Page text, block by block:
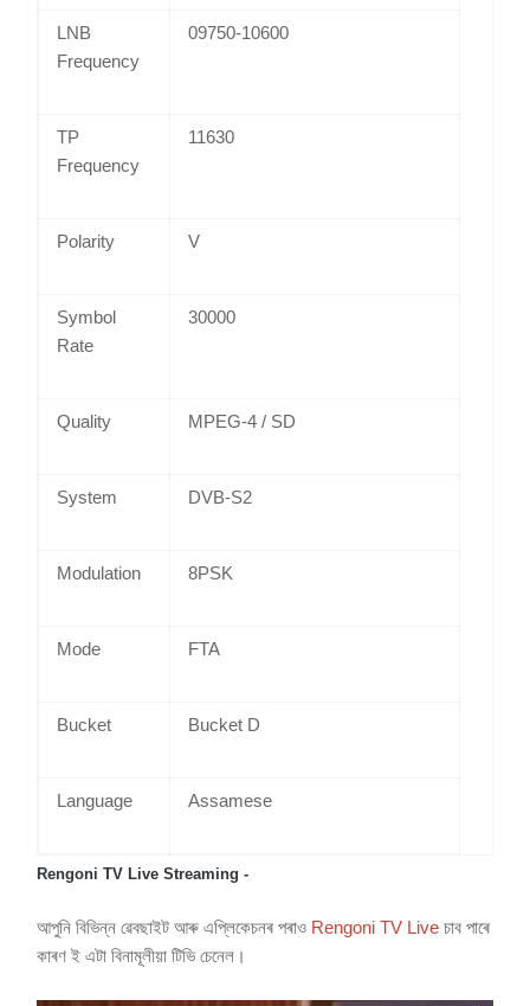
LNB
Frequency
09750-10600
TP
Frequency
11630
Polarity V
Symbol
Rate
30000
Quality MPEG-4 / SD
System DVB-S2
Modulation 8PSK
Mode FTA
Bucket Bucket D
Language Assamese
Rengoni TV Live Streaming -
আপুনি বিভিন্ন ৱেবছাইট আৰু এপ্লিকেচনৰ পৰাও Rengoni TV Live চাব পাৰে
কাৰণ ই এটা বিনামূলীয়া টিভি চেনেল।